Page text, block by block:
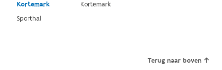
Kortemark
Sporthal
Kortemark
Terug naar boven